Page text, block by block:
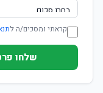
קראתי ומסכים/ה ל
שלחו